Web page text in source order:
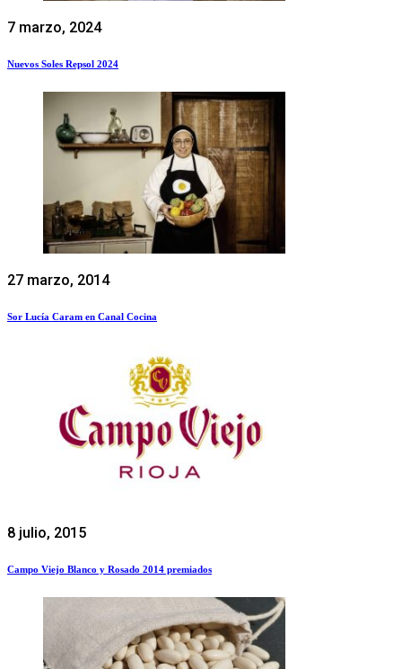
7 marzo, 2024
Nuevos Soles Repsol 2024
27 marzo, 2014
Sor Lucía Caram en Canal Cocina
8 julio, 2015
Campo Viejo Blanco y Rosado 2014 premiados